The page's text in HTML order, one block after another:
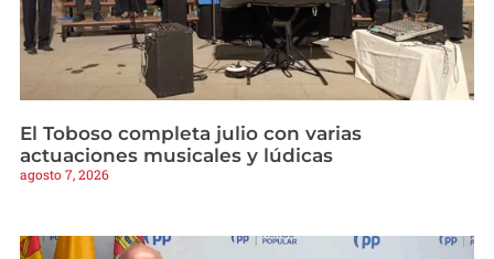
El Toboso completa julio con varias
actuaciones musicales y lúdicas
agosto 7, 2026